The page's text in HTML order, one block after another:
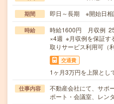
期間 即日～長期 ※開始日相
時給
時給1600円 月収例
×4週 ※月収例を保証す
取りサービス利用可（
交通費
1ヶ月3万円を上限とし
仕事内容
不動産会社にて、サポ
ポート・会議室、レン